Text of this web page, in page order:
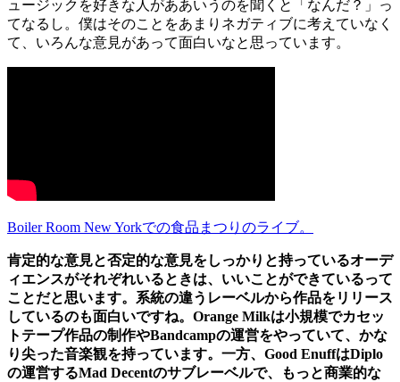
ュージックを好きな人がああいうのを聞くと「なんだ？」っ
てなるし。僕はそのことをあまりネガティブに考えていなく
て、いろんな意見があって面白いなと思っています。
Boiler Room New Yorkでの食品まつりのライブ。
肯定的な意見と否定的な意見をしっかりと持っているオーデ
ィエンスがそれぞれいるときは、いいことができているって
ことだと思います。系統の違うレーベルから作品をリリース
しているのも面白いですね。Orange Milkは小規模でカセッ
トテープ作品の制作やBandcampの運営をやっていて、かな
り尖った音楽観を持っています。一方、Good EnuffはDiplo
の運営するMad Decentのサブレーベルで、もっと商業的な